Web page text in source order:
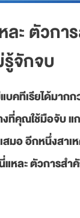
ละ ตัวก
รู้จักจบ
บคทีเรียได้มาก
ที่คุณใช้มือจับ แก
สมอ อีกหนึ่งสา
แหละ ตัวการสำ